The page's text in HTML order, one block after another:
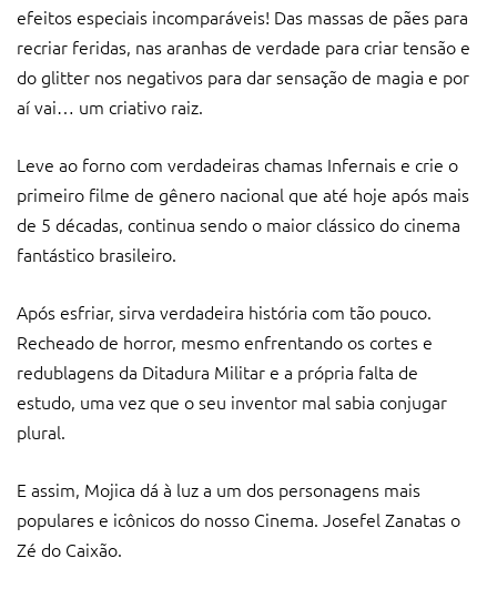
efeitos especiais incomparáveis! Das massas de pães para
recriar feridas, nas aranhas de verdade para criar tensão e
do glitter nos negativos para dar sensação de magia e por
aí vai… um criativo raiz.
Leve ao forno com verdadeiras chamas Infernais e crie o
primeiro filme de gênero nacional que até hoje após mais
de 5 décadas, continua sendo o maior clássico do cinema
fantástico brasileiro.
Após esfriar, sirva verdadeira história com tão pouco.
Recheado de horror, mesmo enfrentando os cortes e
redublagens da Ditadura Militar e a própria falta de
estudo, uma vez que o seu inventor mal sabia conjugar
plural.
E assim, Mojica dá à luz a um dos personagens mais
populares e icônicos do nosso Cinema. Josefel Zanatas o
Zé do Caixão.